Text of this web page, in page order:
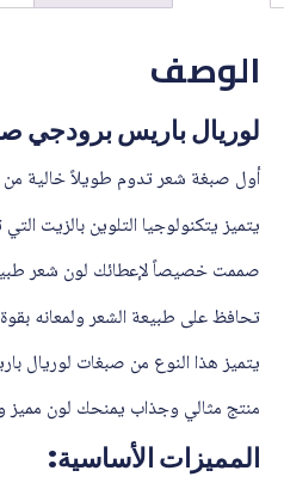
الوصف
لوريال باريس برودجي صبغة
أول صبغة شعر تدوم طويلاً خالية من
يتميز يتكنولوجيا التلوين بالزيت
صممت خصيصاً لإعطائك لون شعر
تحافظ على طبيعة الشعر ولمعانه
يتميز هذا النوع من صبغات لوريال
منتج مثالي وجذاب يمنحك لون مميز
المميزات الأساسية: